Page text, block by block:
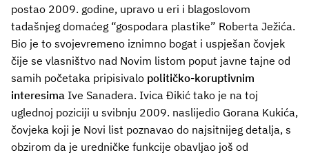
postao 2009. godine, upravo u eri i blagoslovom
tadašnjeg domaćeg “gospodara plastike” Roberta Ježića.
Bio je to svojevremeno iznimno bogat i uspješan čovjek
čije se vlasništvo nad Novim listom poput javne tajne od
samih početaka pripisivalo političko-koruptivnim
interesima Ive Sanadera. Ivica Đikić tako je na toj
uglednoj poziciji u svibnju 2009. naslijedio Gorana Kukića,
čovjeka koji je Novi list poznavao do najsitnijeg detalja, s
obzirom da je uredničke funkcije obavljao još od